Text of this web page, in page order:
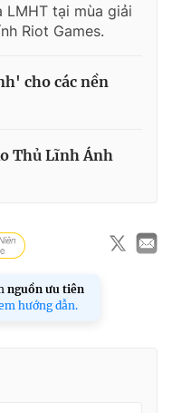
tại mùa giải
Riot Games.
cho các nền
Thủ Lĩnh Ánh
nguồn ưu tiên
hướng dẫn.